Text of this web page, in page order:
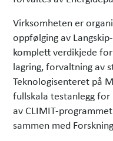
Virksomheten er
oppfølging av
komplett verdikjede
lagring, forvaltning av
Teknologisenteret på
fullskala testanlegg
av CLIMIT-
sammen med